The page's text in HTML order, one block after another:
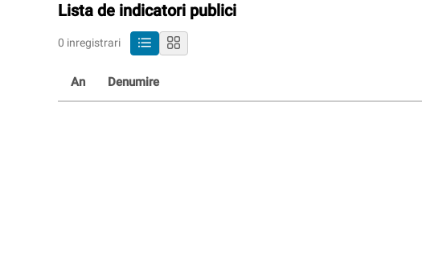
Lista de indicatori publici
0 inregistrari
An Denumire